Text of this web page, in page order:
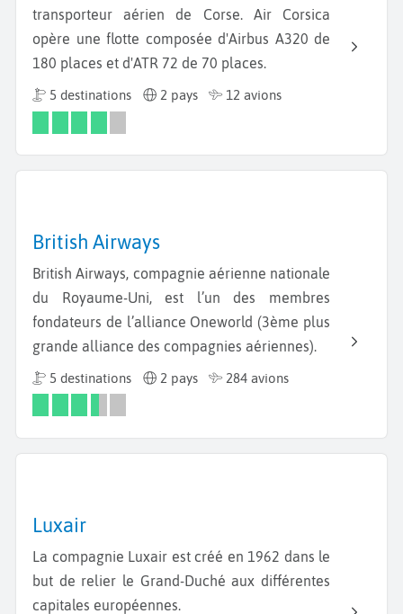
transporteur aérien de Corse. Air Corsica
opère une flotte composée d'Airbus A320 de
180 places et d'ATR 72 de 70 places.
5 destinations 2 pays 12 avions
British Airways
British Airways, compagnie aérienne nationale
du Royaume-Uni, est l’un des membres
fondateurs de l’alliance Oneworld (3ème plus
grande alliance des compagnies aériennes).
5 destinations 2 pays 284 avions
Luxair
La compagnie Luxair est créé en 1962 dans le
but de relier le Grand-Duché aux différentes
capitales européennes.